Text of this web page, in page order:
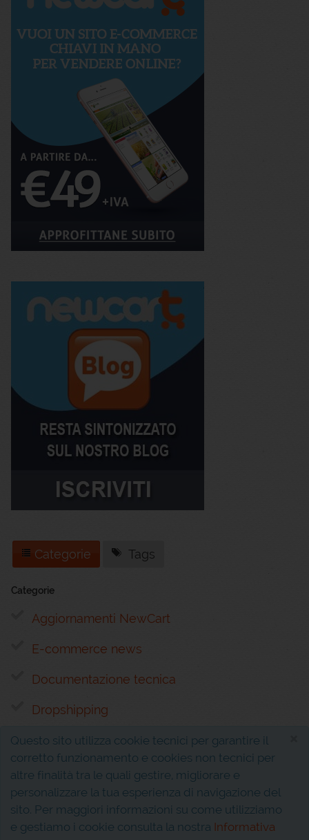
Questo sito utilizza cookie tecnici per garantire il
corretto funzionamento e cookies non tecnici per
altre finalità tra le quali gestire, migliorare e
personalizzare la tua esperienza di navigazione del
sito. Per maggiori informazioni su come utilizziamo
e gestiamo i cookie consulta la nostra Informativa
Categorie Tags
Categorie
Aggiornamenti NewCart
E-commerce news
Documentazione tecnica
Dropshipping
Interferenza s.r.l.
P.I. 02810310611